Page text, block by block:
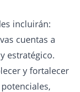
incluirán:
cuentas a
estratégico.
y fortalecer